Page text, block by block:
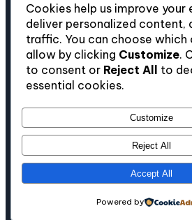
Jl. Industri Raya No. 123, Jakarta Timur
+62 21 1234 5678
info@nusaboard.co.id
Cookies help us improve your
deliver personalized content,
traffic. You can choose
allow by clicking Customize.
to consent or Reject All to
essential cookies.
Customize
Reject All
Accept All
Powered by